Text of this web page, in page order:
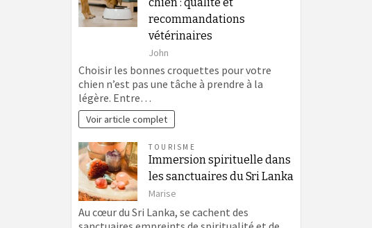
recommandations
vétérinaires
John
Choisir les bonnes croquettes pour votre
chien n’est pas une tâche à prendre à la
légère. Entre…
Voir article complet
TOURISME
Immersion spirituelle dans
les sanctuaires du Sri Lanka
Marise
Au cœur du Sri Lanka, se cachent des